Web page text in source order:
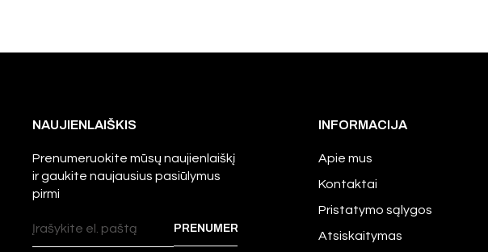
NAUJIENLAIŠKIS
Prenumeruokite mūsų naujienlaiškį
ir gaukite naujausius pasiūlymus
pirmi
INFORMACIJA
Apie mus
Kontaktai
Pristatymo sąlygos
Atsiskaitymas